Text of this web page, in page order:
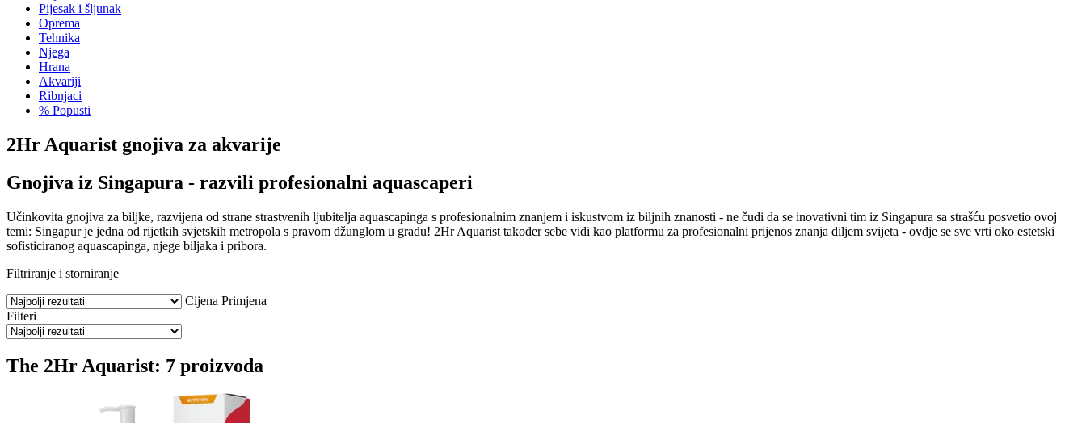
Pijesak i šljunak
Oprema
Tehnika
Njega
Hrana
Akvariji
Ribnjaci
% Popusti
2Hr Aquarist gnojiva za akvarije
Gnojiva iz Singapura - razvili profesionalni aquascaperi
Učinkovita gnojiva za biljke, razvijena od strane strastvenih ljubitelja aquascapinga s profesionalnim znanjem i iskustvom iz biljnih znanosti - ne čudi da se inovativni tim iz Singapura sa strašću posvetio ovoj
temi: Singapur je jedna od rijetkih svjetskih metropola s pravom džunglom u gradu! 2Hr Aquarist također sebe vidi kao platformu za profesionalni prijenos znanja diljem svijeta - ovdje se sve vrti oko estetski
sofisticiranog aquascapinga, njege biljaka i pribora.
Filtriranje i storniranje
Cijena Primjena
Filteri
The 2Hr Aquarist: 7 proizvoda